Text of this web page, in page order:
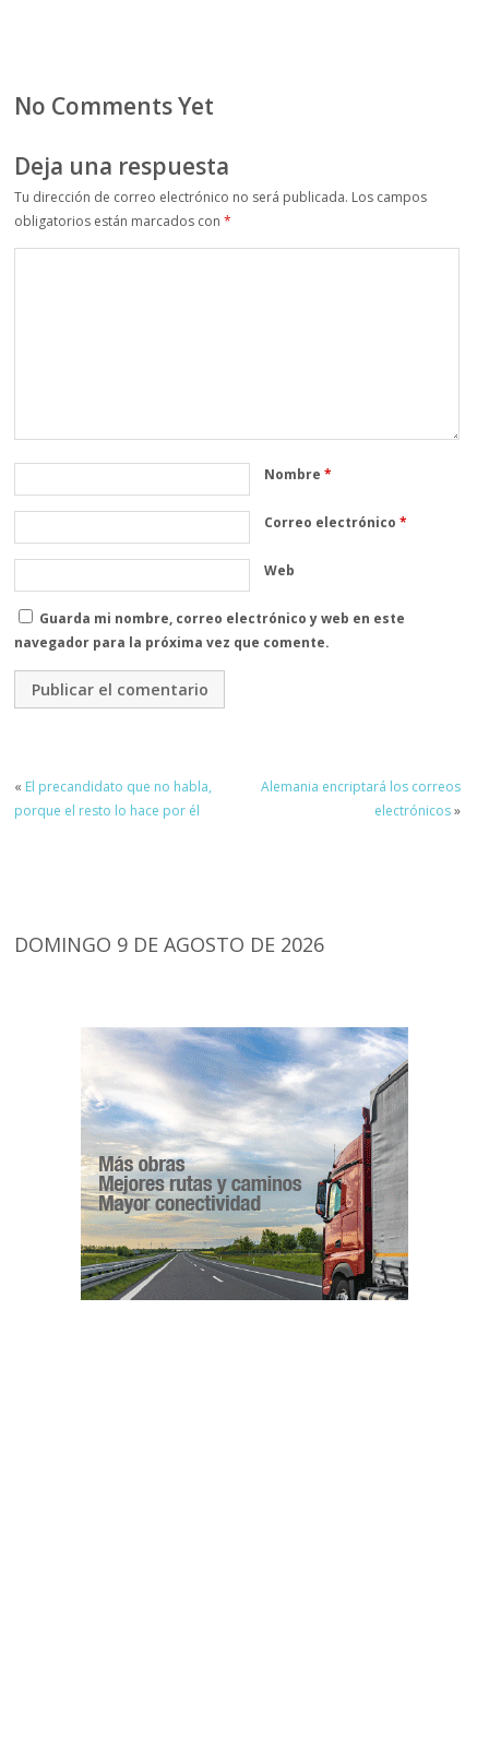
No Comments Yet
Deja una respuesta
Tu dirección de correo electrónico no será publicada. Los campos
obligatorios están marcados con*
Nombre*
Correo electrónico*
Web
Guarda mi nombre, correo electrónico y web en este
navegador para la próxima vez que comente.
« El precandidato que no habla,
porque el resto lo hace por él
Alemania encriptará los correos
electrónicos»
DOMINGO 9 DE AGOSTO DE 2026